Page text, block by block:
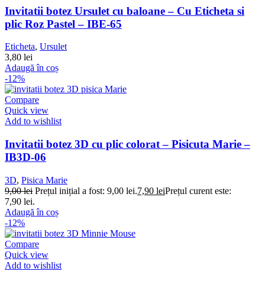
Invitatii botez Ursulet cu baloane – Cu Eticheta si
plic Roz Pastel – IBE-65
Eticheta, Ursulet
3,80 lei
Adaugă în coș
-12%
Compare
Quick view
Add to wishlist
Invitatii botez 3D cu plic colorat – Pisicuta Marie –
IB3D-06
3D, Pisica Marie
9,00lei Prețul inițial a fost: 9,00 lei.7,90 leiPrețul curent este:
7,90 lei.
Adaugă în coș
-12%
Compare
Quick view
Add to wishlist